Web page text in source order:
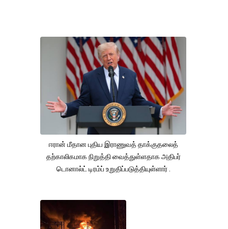
ஈரான் மீதான புதிய இராணுவத் தாக்குதலைத்
தற்காலிகமாக நிறுத்தி வைத்துள்ளதாக அதிபர்
டொனால்ட் டிரம்ப் உறுதிப்படுத்தியுள்ளார் .